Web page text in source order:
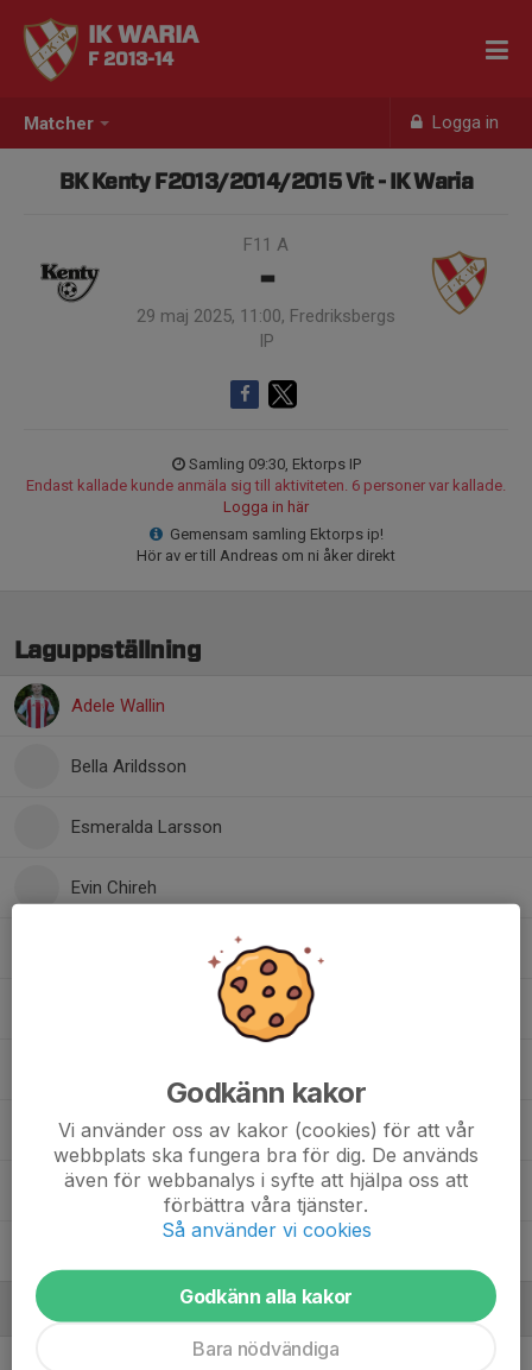
Matcher Logga in
IK WARIA
F 2013-14
BK Kenty F2013/2014/2015 Vit - IK Waria
F11 A
-
29 maj 2025, 11:00, Fredriksbergs
IP
Samling 09:30, Ektorps IP
Endast kallade kunde anmäla sig till aktiviteten. 6 personer var kallade.
Logga in här
Gemensam samling Ektorps ip!
Hör av er till Andreas om ni åker direkt
Laguppställning
Adele Wallin
Bella Arildsson
Esmeralda Larsson
Evin Chireh
, F 2015-16
9. Lycka Andersson, F 2015-16
Patricia Sörman
Thelma Wistrand
Ledare
Godkänn kakor
Vi använder oss av kakor (cookies) för att vår
webbplats ska fungera bra för dig. De används
även för webbanalys i syfte att hjälpa oss att
förbättra våra tjänster.
Så använder vi cookies
Godkänn alla kakor
Bara nödvändiga